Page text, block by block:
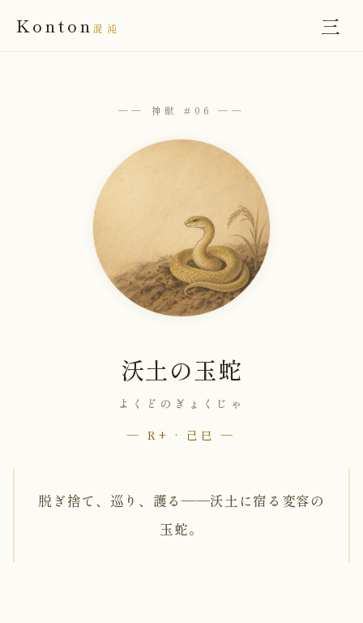
Konton 混沌 三
── 神獣 #06 ──
沃土の玉蛇
よくどのぎょくじゃ
— R+ · 己巳 —
脱ぎ捨て、巡り、護る――沃土に宿る変容の
玉蛇。